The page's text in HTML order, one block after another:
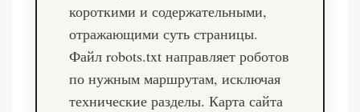
короткими и содержательными,
отражающими суть страницы.
Файл robots.txt направляет роботов
по нужным маршрутам, исключая
технические разделы. Карта сайта